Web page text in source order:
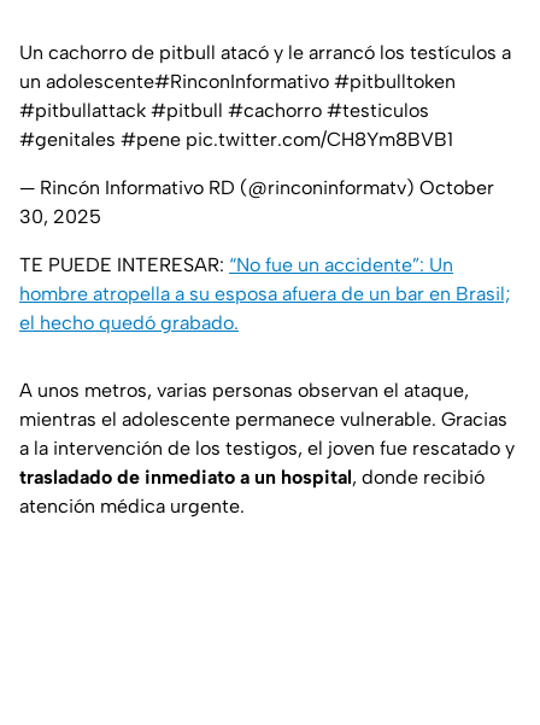
Un cachorro de pitbull atacó y le arrancó los testículos a
un adolescente#RinconInformativo #pitbulltoken
#pitbullattack #pitbull #cachorro #testiculos
#genitales #pene pic.twitter.com/CH8Ym8BVB1
— Rincón Informativo RD (@rinconinformatv) October
30, 2025
TE PUEDE INTERESAR: “No fue un accidente”: Un
hombre atropella a su esposa afuera de un bar en Brasil;
el hecho quedó grabado.
A unos metros, varias personas observan el ataque,
mientras el adolescente permanece vulnerable. Gracias
a la intervención de los testigos, el joven fue rescatado y
trasladado de inmediato a un hospital, donde recibió
atención médica urgente.